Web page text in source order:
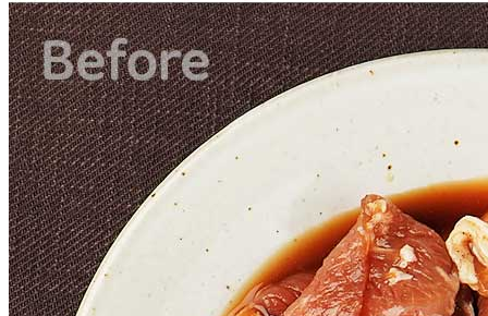
사업장 소재지
경기 양주시 백석읍 부흥로 1008 (방성리) 주식회사 에스제
이
연락처
02-465-8249
사업자
등록번호
542-88-03552
통신판매
신고번호
제 2019-경기양주-0822 호
상품 고시 정보